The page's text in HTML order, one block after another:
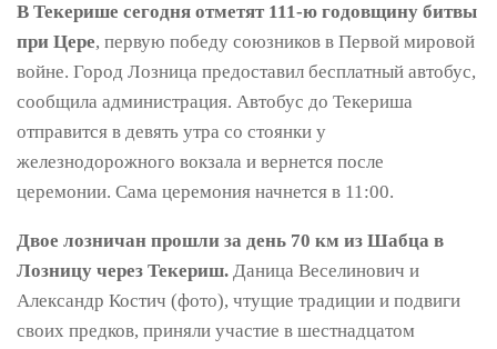
В Текерише сегодня отметят 111-ю годовщину битвы
при Цере, первую победу союзников в Первой мировой
войне. Город Лозница предоставил бесплатный автобус,
сообщила администрация. Автобус до Текериша
отправится в девять утра со стоянки у
железнодорожного вокзала и вернется после
церемонии. Сама церемония начнется в 11:00.
Двое лозничан прошли за день 70 км из Шабца в
Лозницу через Текериш. Даница Веселинович и
Александр Костич (фото), чтущие традиции и подвиги
своих предков, приняли участие в шестнадцатом